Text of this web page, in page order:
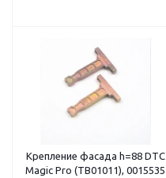
Крепление фасада h=88 DTC
Magic Pro (ТВ01011), 0015535